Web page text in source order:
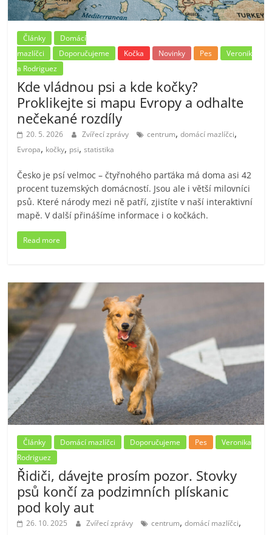
Články
Domácí
mazlíčci
Doporučujeme Kočka Novinky Pes
Veronik
a Rodriguez
Kde vládnou psi a kde kočky?
Proklikejte si mapu Evropy a odhalte
nečekané rozdíly
20. 5. 2026 Zvířecí zprávy centrum,domácí mazlíčci,
Evropa, kočky, psi,statistika
Česko je psí velmoc – čtyřnohého parťáka má doma asi 42
procent tuzemských domácností. Jsou ale i větší milovníci
psů. Které národy mezi ně patří, zjistíte v naší interaktivní
mapě. V další přinášíme informace i o kočkách.
Read more
Články Domácí mazlíčci Doporučujeme Pes
Veronika
Rodriguez
Řidiči, dávejte prosím pozor. Stovky
psů končí za podzimních plískanic
pod koly aut
26. 10. 2025 Zvířecí zprávy centrum,domácí mazlíčci,